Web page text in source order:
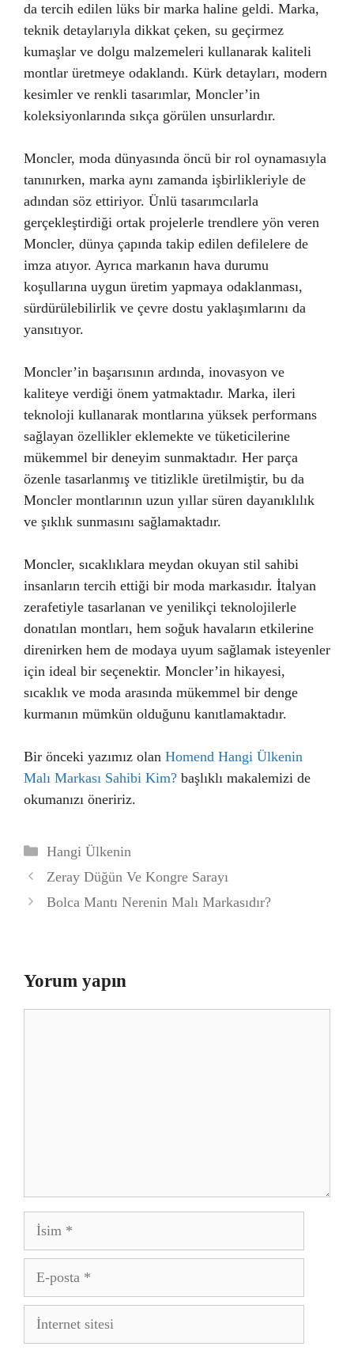
da tercih edilen lüks bir marka haline geldi. Marka,
teknik detaylarıyla dikkat çeken, su geçirmez
kumaşlar ve dolgu malzemeleri kullanarak kaliteli
montlar üretmeye odaklandı. Kürk detayları, modern
kesimler ve renkli tasarımlar, Moncler’in
koleksiyonlarında sıkça görülen unsurlardır.
Moncler, moda dünyasında öncü bir rol oynamasıyla
tanınırken, marka aynı zamanda işbirlikleriyle de
adından söz ettiriyor. Ünlü tasarımcılarla
gerçekleştirdiği ortak projelerle trendlere yön veren
Moncler, dünya çapında takip edilen defilelere de
imza atıyor. Ayrıca markanın hava durumu
koşullarına uygun üretim yapmaya odaklanması,
sürdürülebilirlik ve çevre dostu yaklaşımlarını da
yansıtıyor.
Moncler’in başarısının ardında, inovasyon ve
kaliteye verdiği önem yatmaktadır. Marka, ileri
teknoloji kullanarak montlarına yüksek performans
sağlayan özellikler eklemekte ve tüketicilerine
mükemmel bir deneyim sunmaktadır. Her parça
özenle tasarlanmış ve titizlikle üretilmiştir, bu da
Moncler montlarının uzun yıllar süren dayanıklılık
ve şıklık sunmasını sağlamaktadır.
Moncler, sıcaklıklara meydan okuyan stil sahibi
insanların tercih ettiği bir moda markasıdır. İtalyan
zerafetiyle tasarlanan ve yenilikçi teknolojilerle
donatılan montları, hem soğuk havaların etkilerine
direnirken hem de modaya uyum sağlamak isteyenler
için ideal bir seçenektir. Moncler’in hikayesi,
sıcaklık ve moda arasında mükemmel bir denge
kurmanın mümkün olduğunu kanıtlamaktadır.
Bir önceki yazımız olan Homend Hangi Ülkenin
Malı Markası Sahibi Kim? başlıklı makalemizi de
okumanızı öneririz.
Kategoriler
Hangi Ülkenin
Zeray Düğün Ve Kongre Sarayı
Bolca Mantı Nerenin Malı Markasıdır?
Yorum yapın
İsim
posta
İnternet